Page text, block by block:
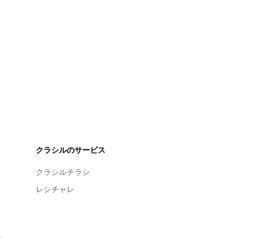
クラシルのサービス
クラシルチラシ
レシチャレ